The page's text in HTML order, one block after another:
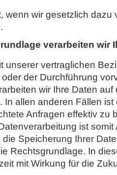
wenn wir gesetzlich dazu
verarbeiten wir
unserer vertraglichen
der Durchführung
wir Ihre Daten auf
In allen anderen Fällen
Anfragen effektiv zu
ist somit
Speicherung Ihrer
Rechtsgrundlage. In
mit Wirkung für die